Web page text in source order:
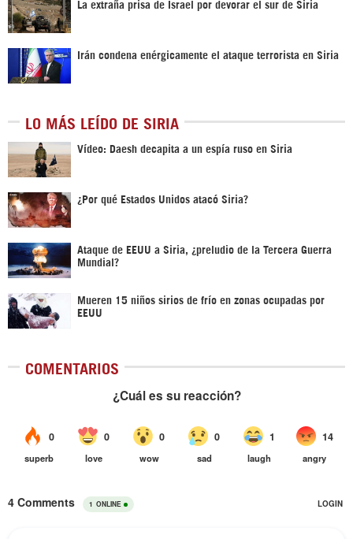
La extraña prisa de Israel por devorar el sur de Siria
Irán condena enérgicamente el ataque terrorista en Siria
LO MÁS LEÍDO DE SIRIA
Vídeo: Daesh decapita a un espía ruso en Siria
¿Por qué Estados Unidos atacó Siria?
Ataque de EEUU a Siria, ¿preludio de la Tercera Guerra
Mundial?
Mueren 15 niños sirios de frío en zonas ocupadas por
EEUU
COMENTARIOS